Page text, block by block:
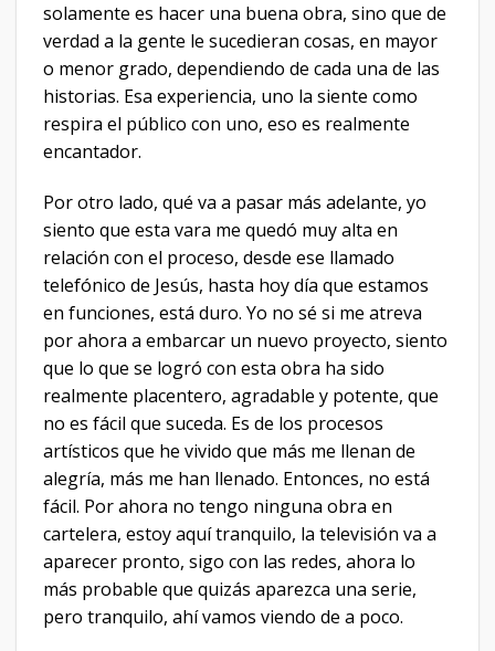
solamente es hacer una buena obra, sino que de
verdad a la gente le sucedieran cosas, en mayor
o menor grado, dependiendo de cada una de las
historias. Esa experiencia, uno la siente como
respira el público con uno, eso es realmente
encantador.
Por otro lado, qué va a pasar más adelante, yo
siento que esta vara me quedó muy alta en
relación con el proceso, desde ese llamado
telefónico de Jesús, hasta hoy día que estamos
en funciones, está duro. Yo no sé si me atreva
por ahora a embarcar un nuevo proyecto, siento
que lo que se logró con esta obra ha sido
realmente placentero, agradable y potente, que
no es fácil que suceda. Es de los procesos
artísticos que he vivido que más me llenan de
alegría, más me han llenado. Entonces, no está
fácil. Por ahora no tengo ninguna obra en
cartelera, estoy aquí tranquilo, la televisión va a
aparecer pronto, sigo con las redes, ahora lo
más probable que quizás aparezca una serie,
pero tranquilo, ahí vamos viendo de a poco.